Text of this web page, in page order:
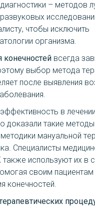
– методов
чтобы исключить
организма.
всегда
выбор метода
после выявления
в
доказали такие методы
мануальной
Специалисты
используют их в
своим
конечностей.